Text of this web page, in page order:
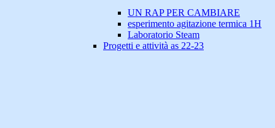
UN RAP PER CAMBIARE
esperimento agitazione termica 1H
Laboratorio Steam
Progetti e attività as 22-23